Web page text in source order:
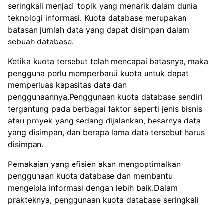
seringkali menjadi topik yang menarik dalam dunia
teknologi informasi. Kuota database merupakan
batasan jumlah data yang dapat disimpan dalam
sebuah database.
Ketika kuota tersebut telah mencapai batasnya, maka
pengguna perlu memperbarui kuota untuk dapat
memperluas kapasitas data dan
penggunaannya.Penggunaan kuota database sendiri
tergantung pada berbagai faktor seperti jenis bisnis
atau proyek yang sedang dijalankan, besarnya data
yang disimpan, dan berapa lama data tersebut harus
disimpan.
Pemakaian yang efisien akan mengoptimalkan
penggunaan kuota database dan membantu
mengelola informasi dengan lebih baik.Dalam
prakteknya, penggunaan kuota database seringkali